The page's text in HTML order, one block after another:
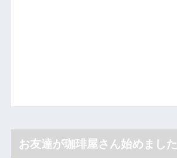
お友達が珈琲屋さん始めました